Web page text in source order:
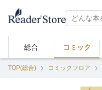
総合 コミック
TOP(総合) コミックフロア